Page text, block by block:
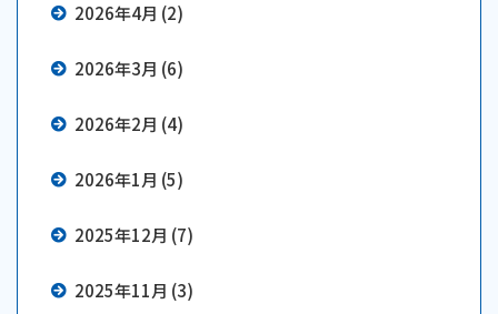
2026年4月 (2)
2026年3月 (6)
2026年2月 (4)
2026年1月 (5)
2025年12月 (7)
2025年11月 (3)